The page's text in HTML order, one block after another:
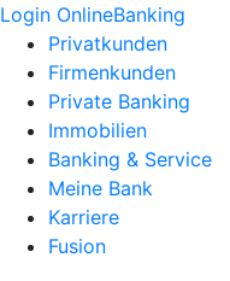
Login OnlineBanking
Privatkunden
Firmenkunden
Private Banking
Immobilien
Banking & Service
Meine Bank
Karriere
Fusion